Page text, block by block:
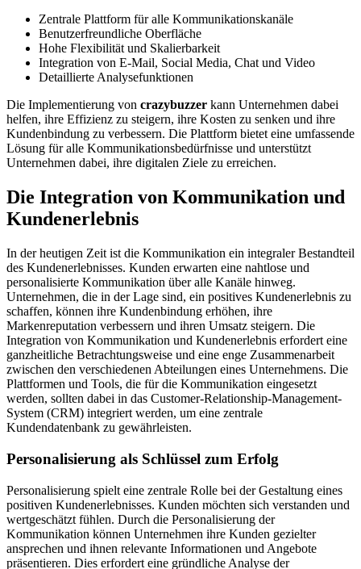
Zentrale Plattform für alle Kommunikationskanäle
Benutzerfreundliche Oberfläche
Hohe Flexibilität und Skalierbarkeit
Integration von E-Mail, Social Media, Chat und Video
Detaillierte Analysefunktionen
Die Implementierung von crazybuzzer kann Unternehmen dabei
helfen, ihre Effizienz zu steigern, ihre Kosten zu senken und ihre
Kundenbindung zu verbessern. Die Plattform bietet eine umfassende
Lösung für alle Kommunikationsbedürfnisse und unterstützt
Unternehmen dabei, ihre digitalen Ziele zu erreichen.
Die Integration von Kommunikation und
Kundenerlebnis
In der heutigen Zeit ist die Kommunikation ein integraler Bestandteil
des Kundenerlebnisses. Kunden erwarten eine nahtlose und
personalisierte Kommunikation über alle Kanäle hinweg.
Unternehmen, die in der Lage sind, ein positives Kundenerlebnis zu
schaffen, können ihre Kundenbindung erhöhen, ihre
Markenreputation verbessern und ihren Umsatz steigern. Die
Integration von Kommunikation und Kundenerlebnis erfordert eine
ganzheitliche Betrachtungsweise und eine enge Zusammenarbeit
zwischen den verschiedenen Abteilungen eines Unternehmens. Die
Plattformen und Tools, die für die Kommunikation eingesetzt
werden, sollten dabei in das Customer-Relationship-Management-
System (CRM) integriert werden, um eine zentrale
Kundendatenbank zu gewährleisten.
Personalisierung als Schlüssel zum Erfolg
Personalisierung spielt eine zentrale Rolle bei der Gestaltung eines
positiven Kundenerlebnisses. Kunden möchten sich verstanden und
wertgeschätzt fühlen. Durch die Personalisierung der
Kommunikation können Unternehmen ihre Kunden gezielter
ansprechen und ihnen relevante Informationen und Angebote
präsentieren. Dies erfordert eine gründliche Analyse der